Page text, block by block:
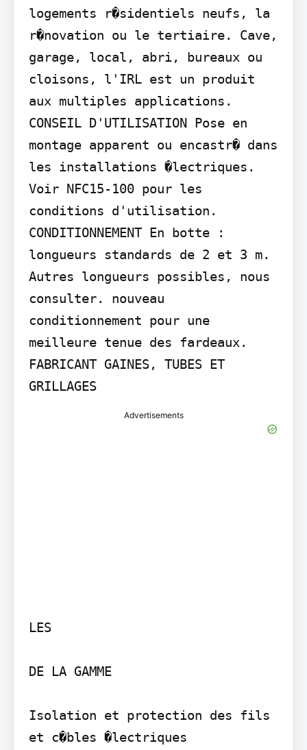
logements r�sidentiels neufs, la
r�novation ou le tertiaire. Cave,
garage, local, abri, bureaux ou
cloisons, l'IRL est un produit
aux multiples applications.
CONSEIL D'UTILISATION Pose en
montage apparent ou encastr� dans
les installations �lectriques.
Voir NFC15-100 pour les
conditions d'utilisation.
CONDITIONNEMENT En botte :
longueurs standards de 2 et 3 m.
Autres longueurs possibles, nous
consulter. nouveau
conditionnement pour une
meilleure tenue des fardeaux.
FABRICANT GAINES, TUBES ET
GRILLAGES
Advertisements
LES
DE LA GAMME
Isolation et protection des fils
et c�bles �lectriques